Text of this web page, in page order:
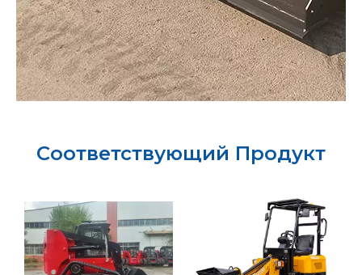
Соответствующий Продукт